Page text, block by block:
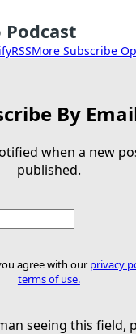
Podcast
RSSMore Subscribe
By
when a new
published.
agree with our privacy
terms of use.
seeing this field,